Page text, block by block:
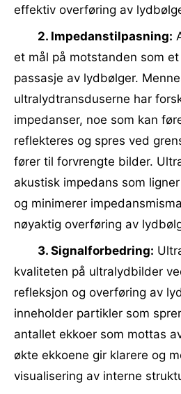
effektiv overføring av
2. Impedanstilpasning:
et mål på motstanden som
passasje av lydbølger.
ultralydtransduserne har
impedanser, noe som kan
reflekteres og spres ved
fører til forvrengte bilder.
akustisk impedans som
og minimerer
nøyaktig overføring av
3. Signalforbedring:
kvaliteten på ultralydbilder
refleksjon og overføring av
inneholder partikler som
antallet ekkoer som mottas
økte ekkoene gir klarere og
visualisering av interne